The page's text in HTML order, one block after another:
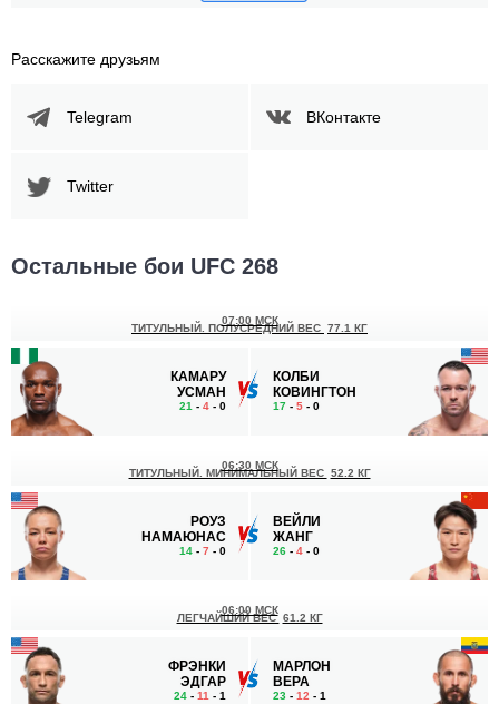
Расскажите друзьям
Telegram ВКонтакте
Twitter
Остальные бои UFC 268
КАМАРУ
УСМАН
21 - 4 - 0
07:00 МСК
ТИТУЛЬНЫЙ. ПОЛУСРЕДНИЙ ВЕС 77.1 КГ
КОЛБИ
КОВИНГТОН
17 - 5 - 0
РОУЗ
НАМАЮНАС
14 - 7 - 0
06:30 МСК
ТИТУЛЬНЫЙ. МИНИМАЛЬНЫЙ ВЕС 52.2 КГ
ВЕЙЛИ
ЖАНГ
26 - 4 - 0
ФРЭНКИ
ЭДГАР
24 - 11 - 1
06:00 МСК
ЛЕГЧАЙШИЙ ВЕС 61.2 КГ
МАРЛОН
ВЕРА
23 - 12 - 1